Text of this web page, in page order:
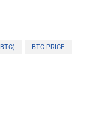
BTC PRICE